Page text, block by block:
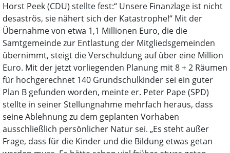
Horst Peek (CDU) stellte fest:“ Unsere Finanzlage ist nicht
desaströs, sie nähert sich der Katastrophe!“ Mit der
Übernahme von etwa 1,1 Millionen Euro, die die
Samtgemeinde zur Entlastung der Mitgliedsgemeinden
übernimmt, steigt die Verschuldung auf über eine Million
Euro. Mit der jetzt vorliegenden Planung mit 8 + 2 Räumen
für hochgerechnet 140 Grundschulkinder sei ein guter
Plan B gefunden worden, meinte er. Peter Pape (SPD)
stellte in seiner Stellungnahme mehrfach heraus, dass
seine Ablehnung zu dem geplanten Vorhaben
ausschließlich persönlicher Natur sei. „Es steht außer
Frage, dass für die Kinder und die Bildung etwas getan